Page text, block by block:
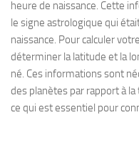
heure de naissance. Cette
le signe astrologique qui
naissance. Pour calculer
déterminer la latitude et la
né. Ces informations sont
des planètes par rapport à
ce qui est essentiel pour